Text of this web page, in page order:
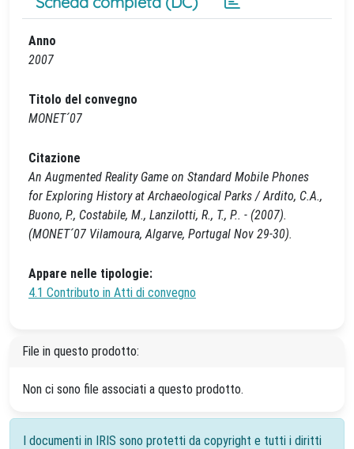
Anno
2007
Titolo del convegno
MONET´07
Citazione
An Augmented Reality Game on Standard Mobile Phones
for Exploring History at Archaeological Parks / Ardito, C.A.,
Buono, P., Costabile, M., Lanzilotti, R., T., P.. - (2007).
(MONET´07 Vilamoura, Algarve, Portugal Nov 29-30).
Appare nelle tipologie:
4.1 Contributo in Atti di convegno
File in questo prodotto:
Non ci sono file associati a questo prodotto.
I documenti in IRIS sono protetti da copyright e tutti i diritti